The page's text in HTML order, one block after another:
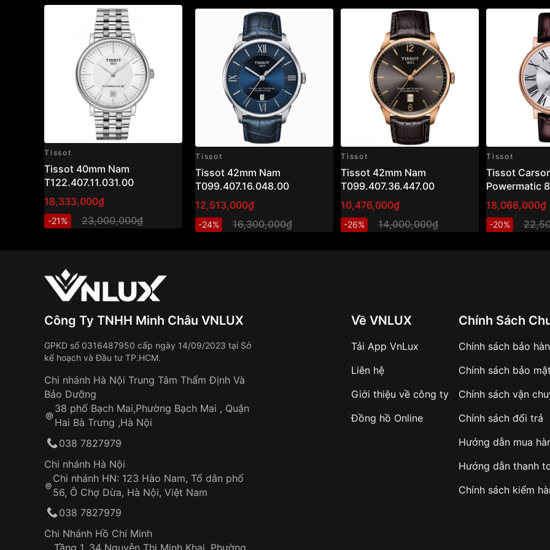
Tissot
Tissot 40mm Nam
T122.407.11.031.00
18,333,000₫
-21% 23,000,000₫
Tissot
Tissot 42mm Nam
T099.407.16.048.00
12,513,000₫
-24% 16,300,000₫
Tissot
Tissot 42mm Nam
T099.407.36.447.00
10,476,000₫
-26% 14,000,000₫
Tissot
Tissot
Powermatic
– Đồng hồ
mạ vàng
18,068,000₫
-20%
Công Ty TNHH Minh Châu VNLUX
GPKD số 0316487950 cấp ngày 14/09/2023 tại Sở
kế hoạch và Đầu tư TP.HCM.
Chi nhánh Hà Nội Trung Tâm Thẩm Định Và
Bảo Dưỡng
38 phố Bạch Mai,Phường Bạch Mai , Quận
Hai Bà Trưng ,Hà Nội
038 7827979
Chi nhánh Hà Nội
Chi nhánh HN: 123 Hào Nam, Tổ dân phố
56, Ô Chợ Dừa, Hà Nội, Việt Nam
038 7827979
Chi Nhánh Hồ Chí Minh
Về VNLUX
Tải App VnLux
Liên hệ
Giới thiệu về công ty
Đồng hồ Online
Chính Sách
Chính sách bảo
Chính sách bảo mật
Chính sách vận
Chính sách đổi trả
Hướng dẫn mua
Hướng dẫn thanh
Chính sách kiểm